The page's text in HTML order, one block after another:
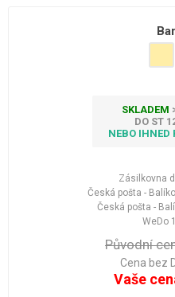
SKLADEM
DO ST
NEBO
Zásilkovna
Česká pošta -
Česká pošta -
WeDo
Původní
Cena bez
Vaše